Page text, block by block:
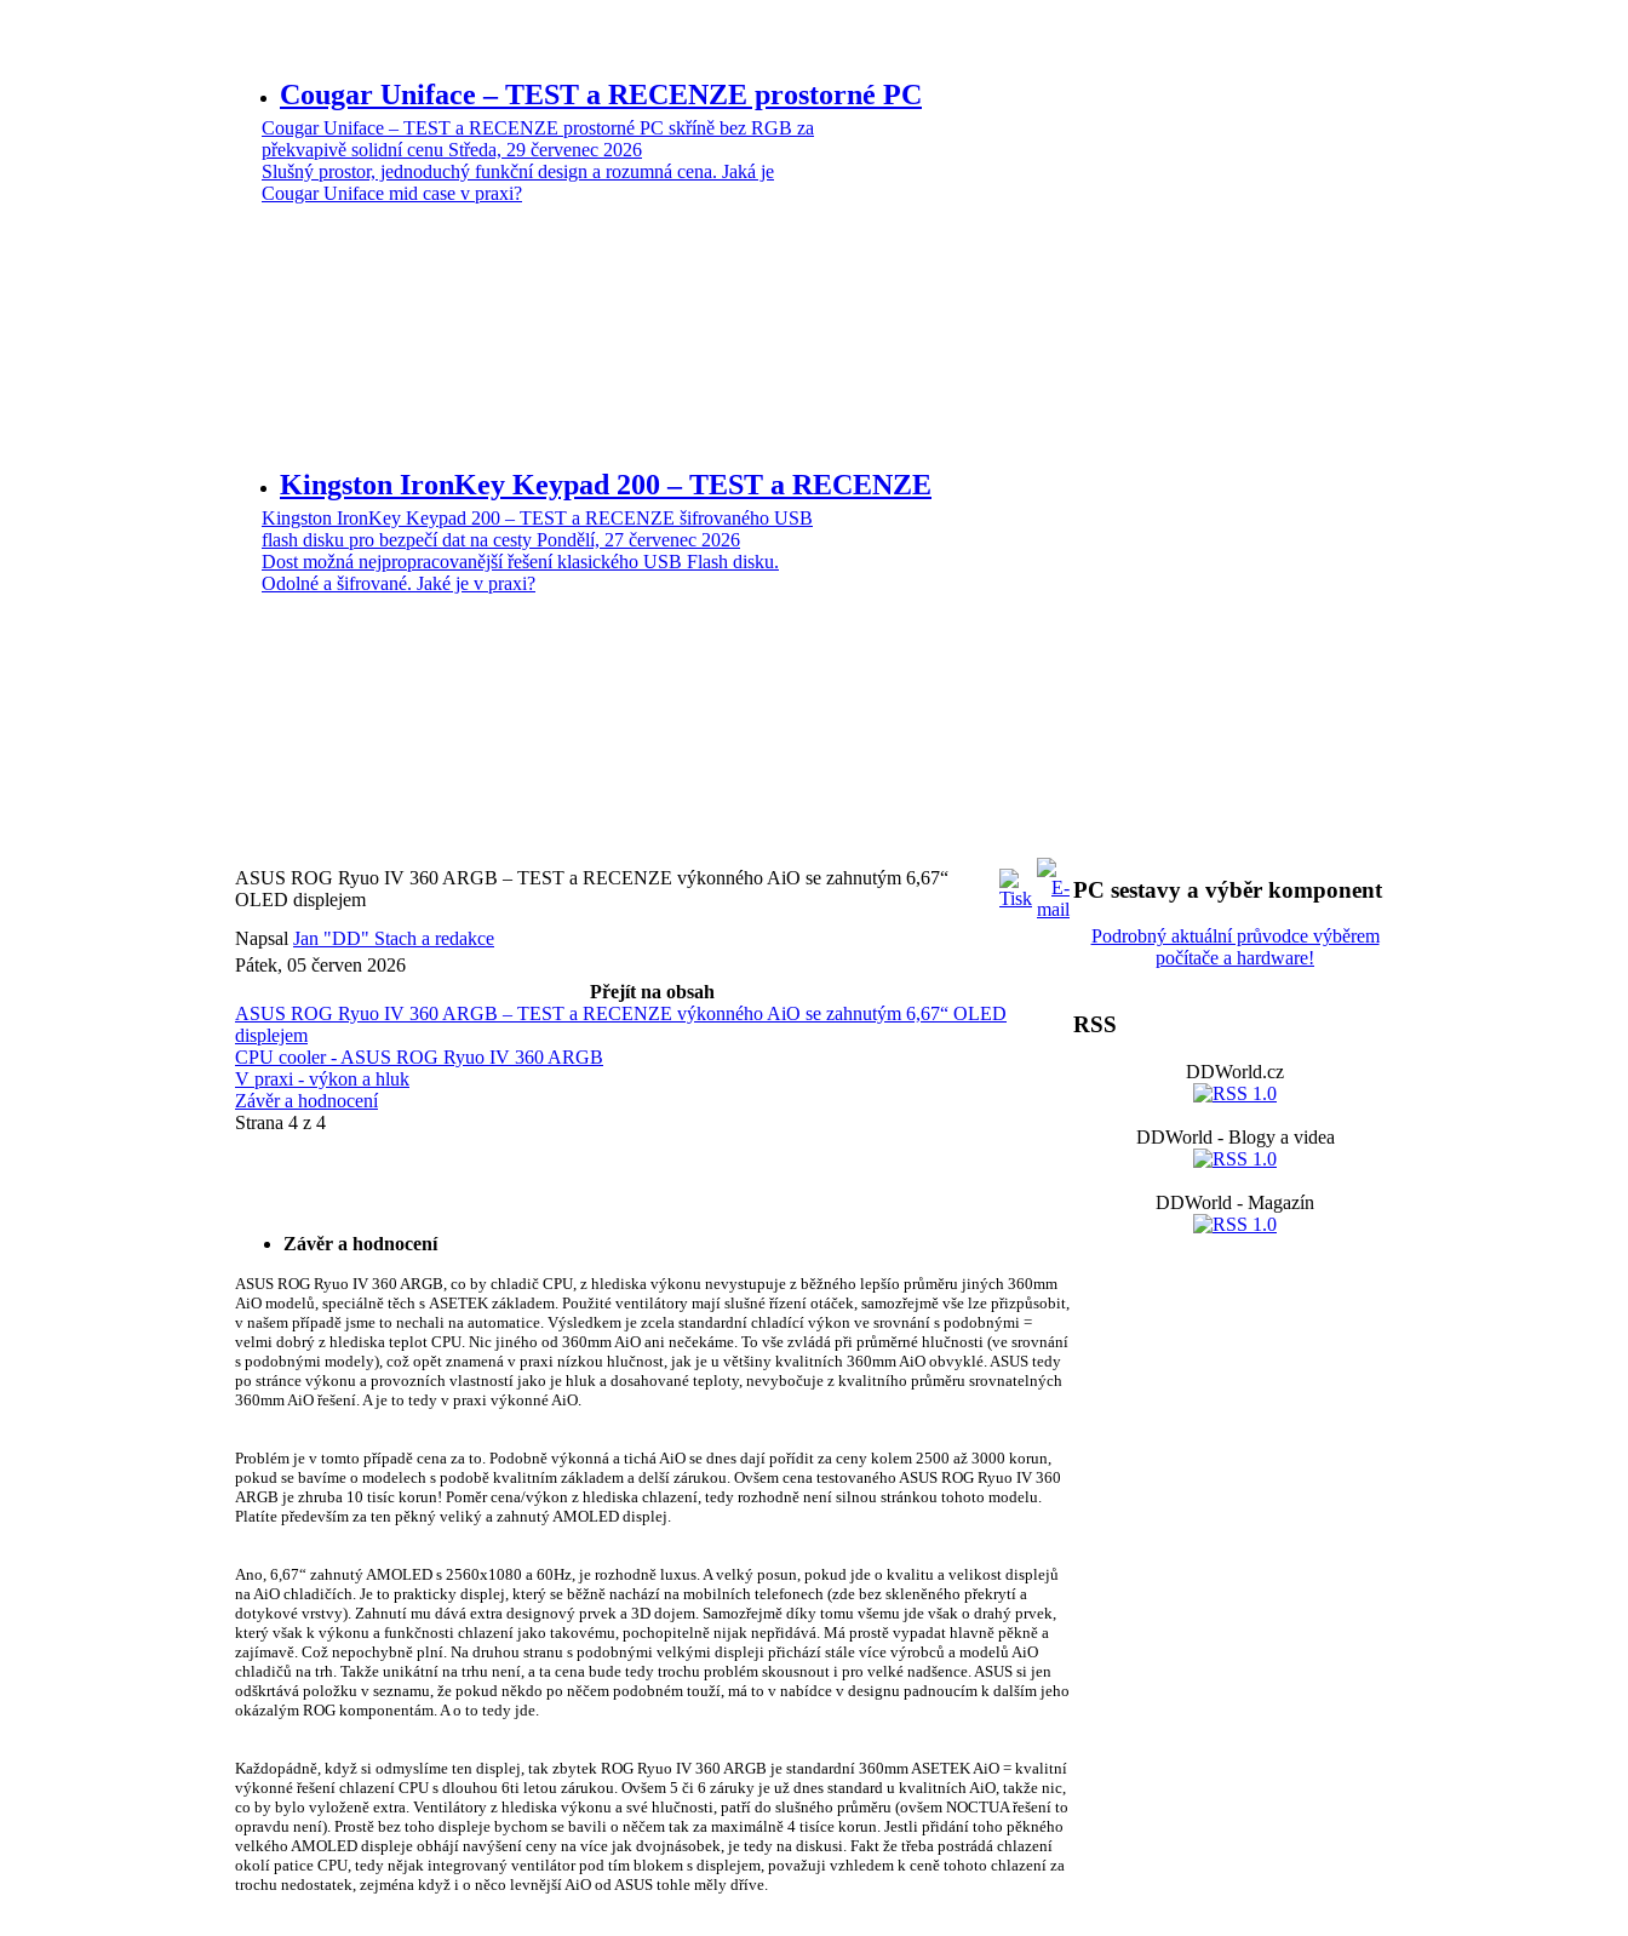
Cougar Uniface – TEST a RECENZE prostorné PC
Cougar Uniface – TEST a RECENZE prostorné PC skříně bez RGB za
překvapivě solidní cenu Středa, 29 červenec 2026
Slušný prostor, jednoduchý funkční design a rozumná cena. Jaká je
Cougar Uniface mid case v praxi?
Kingston IronKey Keypad 200 – TEST a RECENZE
Kingston IronKey Keypad 200 – TEST a RECENZE šifrovaného USB
flash disku pro bezpečí dat na cesty Pondělí, 27 červenec 2026
Dost možná nejpropracovanější řešení klasického USB Flash disku.
Odolné a šifrované. Jaké je v praxi?
ASUS ROG Ryuo IV 360 ARGB – TEST a RECENZE výkonného AiO se zahnutým 6,67“
OLED displejem
Napsal Jan "DD" Stach a redakce
Pátek, 05 červen 2026
Přejít na obsah
ASUS ROG Ryuo IV 360 ARGB – TEST a RECENZE výkonného AiO se zahnutým 6,67“ OLED
displejem
CPU cooler - ASUS ROG Ryuo IV 360 ARGB
V praxi - výkon a hluk
Závěr a hodnocení
Strana 4 z 4
Závěr a hodnocení
ASUS ROG Ryuo IV 360 ARGB, co by chladič CPU, z hlediska výkonu nevystupuje z běžného lepšío průměru jiných 360mm
AiO modelů, speciálně těch s ASETEK základem. Použité ventilátory mají slušné řízení otáček, samozřejmě vše lze přizpůsobit,
v našem případě jsme to nechali na automatice. Výsledkem je zcela standardní chladící výkon ve srovnání s podobnými =
velmi dobrý z hlediska teplot CPU. Nic jiného od 360mm AiO ani nečekáme. To vše zvládá při průměrné hlučnosti (ve srovnání
s podobnými modely), což opět znamená v praxi nízkou hlučnost, jak je u většiny kvalitních 360mm AiO obvyklé. ASUS tedy
po stránce výkonu a provozních vlastností jako je hluk a dosahované teploty, nevybočuje z kvalitního průměru srovnatelných
360mm AiO řešení. A je to tedy v praxi výkonné AiO.
Problém je v tomto případě cena za to. Podobně výkonná a tichá AiO se dnes dají pořídit za ceny kolem 2500 až 3000 korun,
pokud se bavíme o modelech s podobě kvalitním základem a delší zárukou. Ovšem cena testovaného ASUS ROG Ryuo IV 360
ARGB je zhruba 10 tisíc korun! Poměr cena/výkon z hlediska chlazení, tedy rozhodně není silnou stránkou tohoto modelu.
Platíte především za ten pěkný veliký a zahnutý AMOLED displej.
Ano, 6,67“ zahnutý AMOLED s 2560x1080 a 60Hz, je rozhodně luxus. A velký posun, pokud jde o kvalitu a velikost displejů
na AiO chladičích. Je to prakticky displej, který se běžně nachází na mobilních telefonech (zde bez skleněného překrytí a
dotykové vrstvy). Zahnutí mu dává extra designový prvek a 3D dojem. Samozřejmě díky tomu všemu jde však o drahý prvek,
který však k výkonu a funkčnosti chlazení jako takovému, pochopitelně nijak nepřidává. Má prostě vypadat hlavně pěkně a
zajímavě. Což nepochybně plní. Na druhou stranu s podobnými velkými displeji přichází stále více výrobců a modelů AiO
chladičů na trh. Takže unikátní na trhu není, a ta cena bude tedy trochu problém skousnout i pro velké nadšence. ASUS si jen
odškrtává položku v seznamu, že pokud někdo po něčem podobném touží, má to v nabídce v designu padnoucím k dalším jeho
okázalým ROG komponentám. A o to tedy jde.
Každopádně, když si odmyslíme ten displej, tak zbytek ROG Ryuo IV 360 ARGB je standardní 360mm ASETEK AiO = kvalitní
výkonné řešení chlazení CPU s dlouhou 6ti letou zárukou. Ovšem 5 či 6 záruky je už dnes standard u kvalitních AiO, takže nic,
co by bylo vyloženě extra. Ventilátory z hlediska výkonu a své hlučnosti, patří do slušného průměru (ovšem NOCTUA řešení to
opravdu není). Prostě bez toho displeje bychom se bavili o něčem tak za maximálně 4 tisíce korun. Jestli přidání toho pěkného
velkého AMOLED displeje obhájí navýšení ceny na více jak dvojnásobek, je tedy na diskusi. Fakt že třeba postrádá chlazení
okolí patice CPU, tedy nějak integrovaný ventilátor pod tím blokem s displejem, považuji vzhledem k ceně tohoto chlazení za
trochu nedostatek, zejména když i o něco levnější AiO od ASUS tohle měly dříve.
PC sestavy a výběr komponent
Podrobný aktuální průvodce výběrem
počítače a hardware!
RSS
DDWorld.cz
DDWorld - Blogy a videa
DDWorld - Magazín